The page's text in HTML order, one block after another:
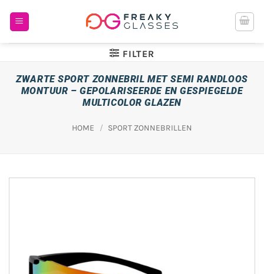
naar
FILTER
ZWARTE SPORT ZONNEBRIL MET SEMI RANDLOOS
MONTUUR – GEPOLARISEERDE EN GESPIEGELDE
MULTICOLOR GLAZEN
HOME / SPORT ZONNEBRILLEN